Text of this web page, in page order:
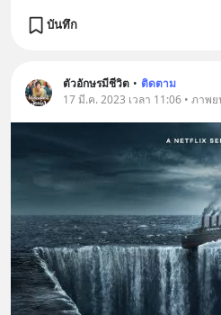
บันทึก
ตัวอักษรมีชีวิต • ติดตาม
17 มี.ค. 2023 เวลา 11:06 • ภาพ